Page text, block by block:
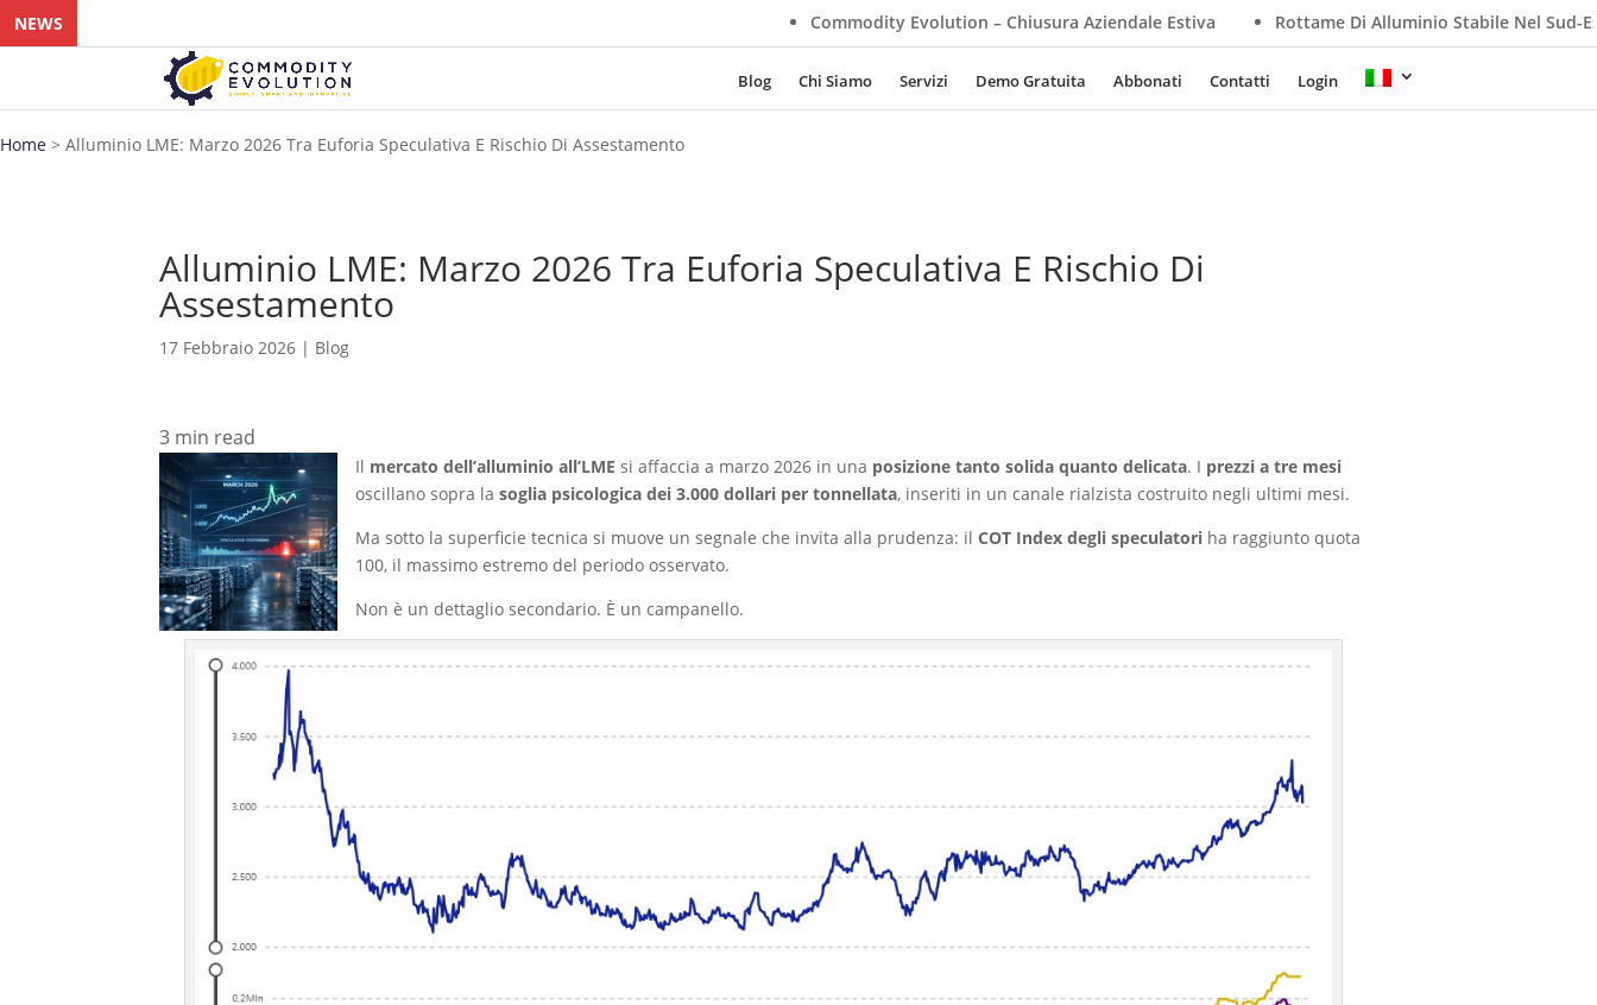
NEWS Commodity Evolution – Chiusura Aziendale Estiva Rottame Di Alluminio Stabile Nel Sud-Est Asiatico, La
Blog Chi Siamo Servizi Demo Gratuita Abbonati Contatti Login
Home > Alluminio LME: Marzo 2026 Tra Euforia Speculativa E Rischio Di Assestamento
Alluminio LME: Marzo 2026 Tra Euforia Speculativa E Rischio Di
Assestamento
17 Febbraio 2026 | Blog
3 min read
Il mercato dell’alluminio all’LME si affaccia a marzo 2026 in una posizione tanto solida quanto delicata. I prezzi a tre mesi
oscillano sopra lasoglia psicologica dei 3.000 dollari per tonnellata, inseriti in un canale rialzista costruito negli ultimi mesi.
Ma sotto la superficie tecnica si muove un segnale che invita alla prudenza: ilCOT Index degli speculatori ha raggiunto quota
100, il massimo estremo del periodo osservato.
Non è un dettaglio secondario. È un campanello.